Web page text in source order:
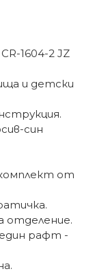
1604-2 JZ
и детски
син
от
отделение.
рафт -